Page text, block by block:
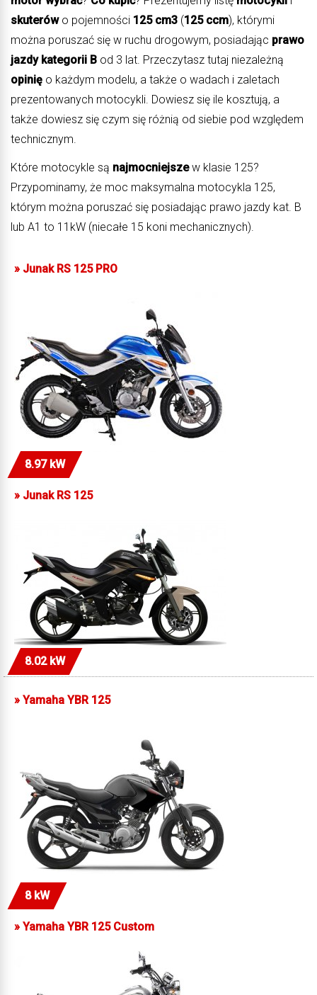
skuterówo pojemności 125 cm3 (125 ccm), którymi
można poruszać się w ruchu drogowym, posiadając prawo
jazdy kategorii B od 3 lat. Przeczytasz tutaj niezależną
opinię o każdym modelu, a także o wadach i zaletach
prezentowanych motocykli. Dowiesz się ile kosztują, a
także dowiesz się czym się różnią od siebie pod względem
technicznym.
Które motocykle są najmocniejszew klasie 125?
Przypominamy, że moc maksymalna motocykla 125,
którym można poruszać się posiadając prawo jazdy kat. B
lub A1 to 11kW (niecałe 15 koni mechanicznych).
» Junak RS 125 PRO
8.97 kW
» Junak RS 125
8.02 kW
» Yamaha YBR 125
8 kW
» Yamaha YBR 125 Custom